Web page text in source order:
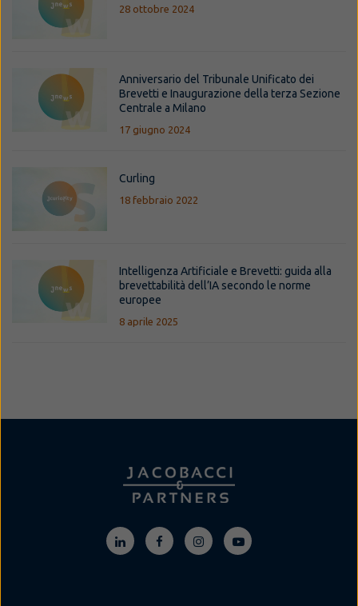
28 ottobre 2024
Anniversario del Tribunale Unificato dei
Brevetti e Inaugurazione della terza Sezione
Centrale a Milano
17 giugno 2024
Curling
18 febbraio 2022
Intelligenza Artificiale e Brevetti: guida alla
brevettabilità dell’IA secondo le norme
europee
8 aprile 2025